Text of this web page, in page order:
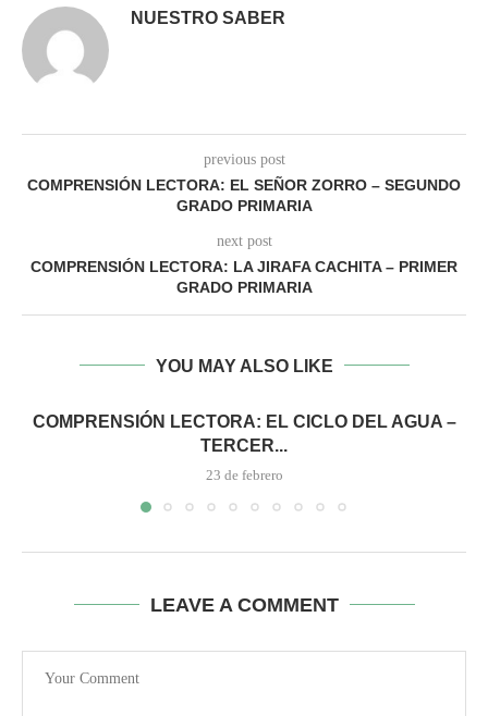
NUESTRO SABER
previous post
COMPRENSIÓN LECTORA: EL SEÑOR ZORRO – SEGUNDO
GRADO PRIMARIA
next post
COMPRENSIÓN LECTORA: LA JIRAFA CACHITA – PRIMER
GRADO PRIMARIA
YOU MAY ALSO LIKE
COMPRENSIÓN LECTORA: EL CICLO DEL AGUA –
TERCER...
23 de febrero
LEAVE A COMMENT